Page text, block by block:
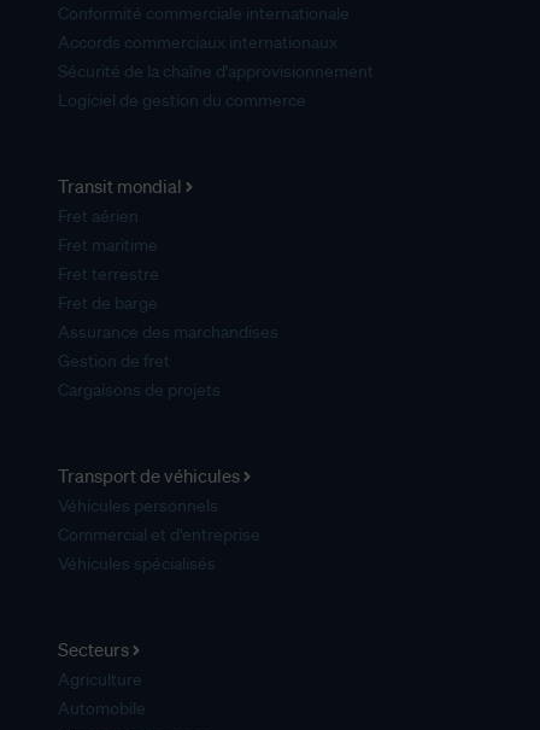
Conformité commerciale internationale
Accords commerciaux internationaux
Sécurité de la chaîne d'approvisionnement
Logiciel de gestion du commerce
Transit mondial
Fret aérien
Fret maritime
Fret terrestre
Fret de barge
Assurance des marchandises
Gestion de fret
Cargaisons de projets
Transport de véhicules
Véhicules personnels
Commercial et d'entreprise
Véhicules spécialisés
Secteurs
Agriculture
Automobile